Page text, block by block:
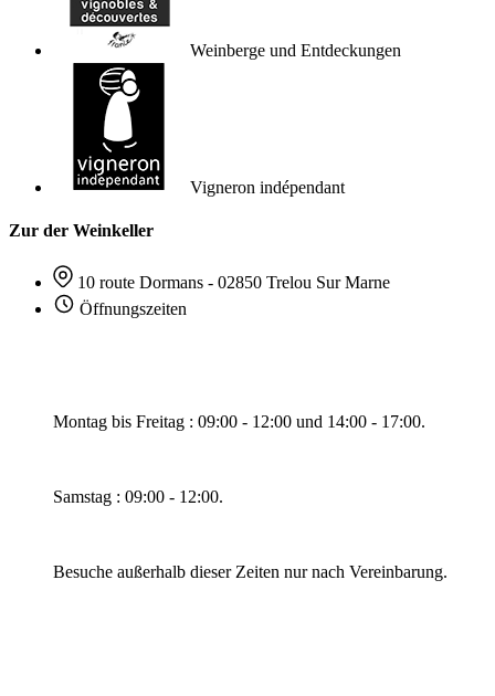
Weinberge und Entdeckungen
Vigneron indépendant
Zur der Weinkeller
10 route Dormans - 02850 Trelou Sur Marne
Öffnungszeiten
Montag bis Freitag : 09:00 - 12:00 und 14:00 - 17:00.
Samstag : 09:00 - 12:00.
Besuche außerhalb dieser Zeiten nur nach Vereinbarung.